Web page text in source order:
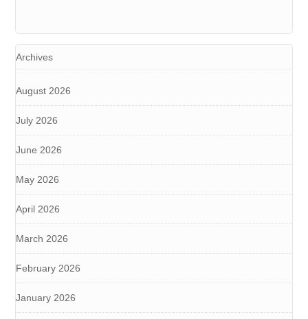
Archives
August 2026
July 2026
June 2026
May 2026
April 2026
March 2026
February 2026
January 2026